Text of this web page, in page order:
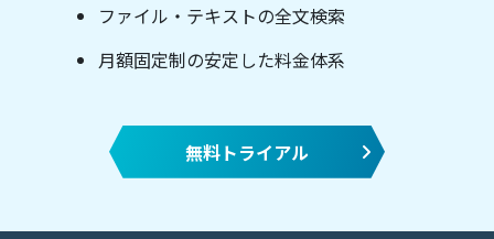
ファイル・テキストの全文検索
月額固定制の安定した料金体系
無料トライアル